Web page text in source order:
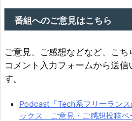
番組へのご意見はこちら
ご意見、ご感想などなど、こ
コメント入力フォームから送
す。
Podcast「Tech系フリーラン
ックス」ご意見・ご感想投稿ペ